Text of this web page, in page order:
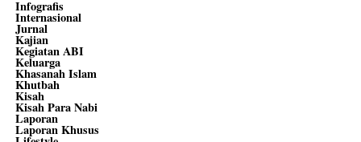
Infografis
Internasional
Jurnal
Kajian
Kegiatan ABI
Keluarga
Khasanah Islam
Khutbah
Kisah
Kisah Para Nabi
Laporan
Laporan Khusus